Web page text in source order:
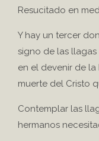
Resucitado en
Y hay un tercer
signo de las
en el devenir de
muerte del Cristo
Contemplar las
hermanos